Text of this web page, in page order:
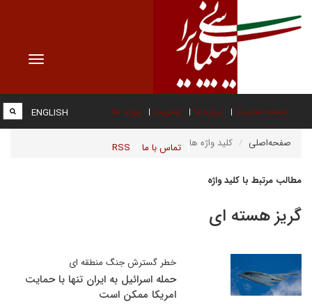
Toggle
صفحه نخست درباره ما عضویت پیوند ها
تماس با ما RSS
ENGLISH
صفحه‌اصلی کلید واژه ها
مطالب مرتبط با کلید واژه
گریز هسته ای
خطر گسترش جنگ منطقه ای
حمله اسرائیل به ایران تنها با حمایت
امریکا ممکن است